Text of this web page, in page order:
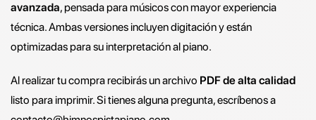
avanzada, pensada para músicos con mayor experiencia
técnica. Ambas versiones incluyen digitación y están
optimizadas para su interpretación al piano.
Al realizar tu compra recibirás un archivo PDF de alta calidad
listo para imprimir. Si tienes alguna pregunta, escríbenos a